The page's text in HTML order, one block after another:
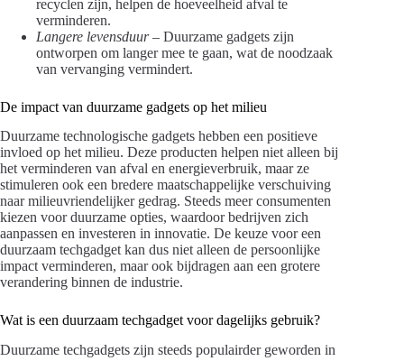
recyclen zijn, helpen de hoeveelheid afval te
verminderen.
Langere levensduur– Duurzame gadgets zijn
ontworpen om langer mee te gaan, wat de noodzaak
van vervanging vermindert.
De impact van duurzame gadgets op het milieu
Duurzame technologische gadgets hebben een positieve
invloed op het milieu. Deze producten helpen niet alleen bij
het verminderen van afval en energieverbruik, maar ze
stimuleren ook een bredere maatschappelijke verschuiving
naar milieuvriendelijker gedrag. Steeds meer consumenten
kiezen voor duurzame opties, waardoor bedrijven zich
aanpassen en investeren in innovatie. De keuze voor een
duurzaam techgadget kan dus niet alleen de persoonlijke
impact verminderen, maar ook bijdragen aan een grotere
verandering binnen de industrie.
Wat is een duurzaam techgadget voor dagelijks gebruik?
Duurzame techgadgets zijn steeds populairder geworden in